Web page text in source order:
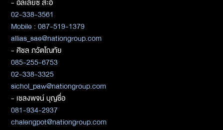
02-338-3561
Mobile : 087-519-1379
allias_sae@nationgroup.com
- ศิชล ภวัตโณทัย
085-255-6753
02-338-3325
sichol_paw@nationgroup.com
- เชลงพจน์ บุญซื่อ
081-934-2937
chalengpot@nationgroup.com